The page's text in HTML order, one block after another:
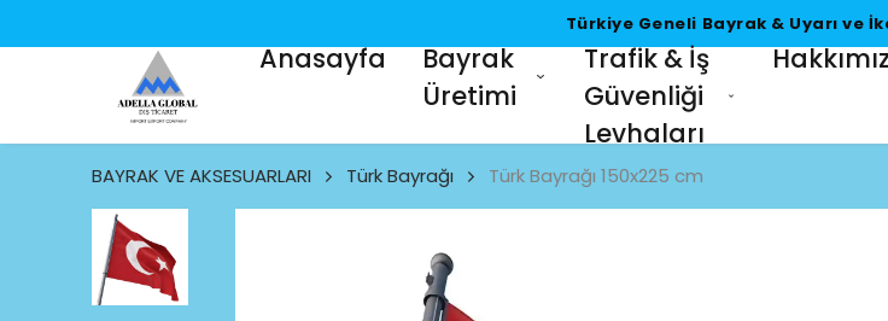
Türkiye Geneli Bayrak & Uyarı ve
Anasayfa
Bayrak
Üretimi
Trafik & İş
Güvenliği
Levhaları
BAYRAK VE AKSESUARLARI Türk Bayrağı Türk Bayrağı 150x225 cm